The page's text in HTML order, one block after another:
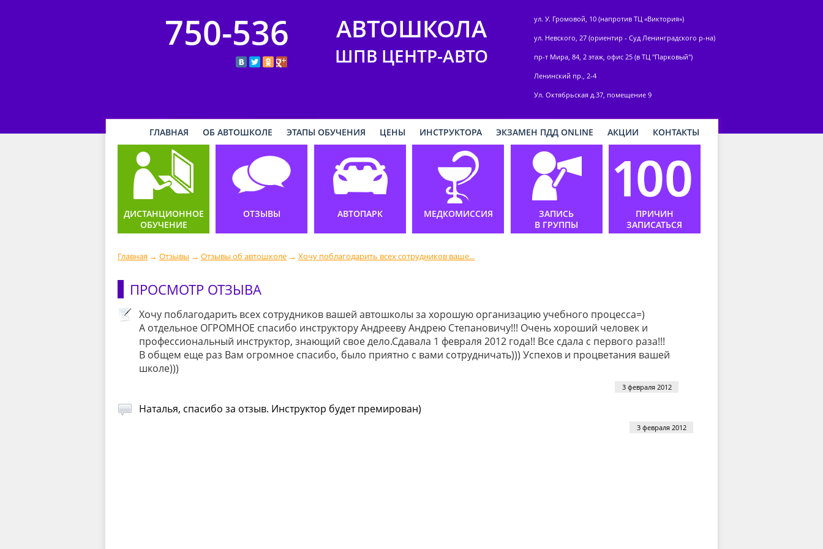
750-536 АВТОШКОЛА
ШПВ ЦЕНТР-АВТО
ул. У. Громовой, 10 (напротив ТЦ «Виктория»)
ул. Невского, 27 (ориентир - Суд Ленинградского р-на)
пр-т Мира, 84, 2 этаж, офис 25 (в ТЦ "Парковый")
Ленинский пр., 2-4
Ул. Октябрьская д.37, помещение 9
ГЛАВНАЯ ОБ АВТОШКОЛЕ ЭТАПЫ ОБУЧЕНИЯ ЦЕНЫ ИНСТРУКТОРА ЭКЗАМЕН ПДД ONLINE АКЦИИ КОНТАКТЫ
ДИСТАНЦИОННОЕ
ОБУЧЕНИЕ
ОТЗЫВЫ АВТОПАРК МЕДКОМИССИЯ
ЗАПИСЬ
В ГРУППЫ
ПРИЧИН
ЗАПИСАТЬСЯ
Главная → Отзывы → Отзывы об автошколе → Хочу поблагодарить всех сотрудников ваше...
ПРОСМОТР ОТЗЫВА
Хочу поблагодарить всех сотрудников вашей автошколы за хорошую организацию учебного процесса=)
А отдельное ОГРОМНОЕ спасибо инструктору Андрееву Андрею Степановичу!!! Очень хороший человек и
профессиональный инструктор, знающий свое дело.Сдавала 1 февраля 2012 года!! Все сдала с первого раза!!!
В общем еще раз Вам огромное спасибо, было приятно с вами сотрудничать))) Успехов и процветания вашей
школе)))
3 февраля 2012
Наталья, спасибо за отзыв. Инструктор будет премирован)
3 февраля 2012